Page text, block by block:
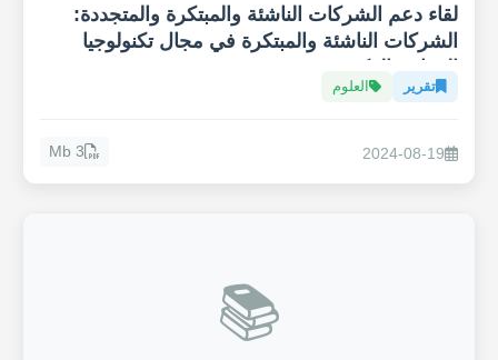
لقاء دعم الشركات الناشئة والمبتكرة والمتجددة:
الشركات الناشئة والمبتكرة في مجال تكنولوجيا
تقرير العلوم
2024-08-19
3 Mb
📚